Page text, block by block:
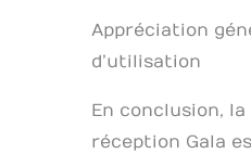
Appréciation
d’utilisation
En conclusion,
réception Gala